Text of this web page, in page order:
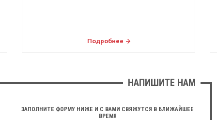
Подробнее
НАПИШИТЕ НАМ
ЗАПОЛНИТЕ ФОРМУ НИЖЕ И С ВАМИ СВЯЖУТСЯ В БЛИЖАЙШЕЕ
ВРЕМЯ